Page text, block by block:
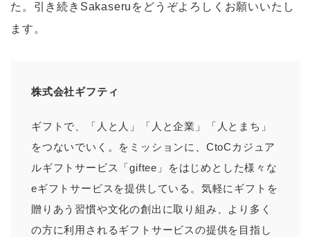
た。引き続きSakaseruをどうぞよろしくお願いいたし
ます。
株式会社ギフティ
ギフトで、「人と人」「人と企業」「人とまち」
をつないでいく。をミッションに、CtoCカジュア
ルギフトサービス「giftee」をはじめとした様々な
eギフトサービスを提供している。気軽にギフトを
贈りあう習慣や文化の創出に取り組み、より多く
の方に利用されるギフトサービスの提供を目指し